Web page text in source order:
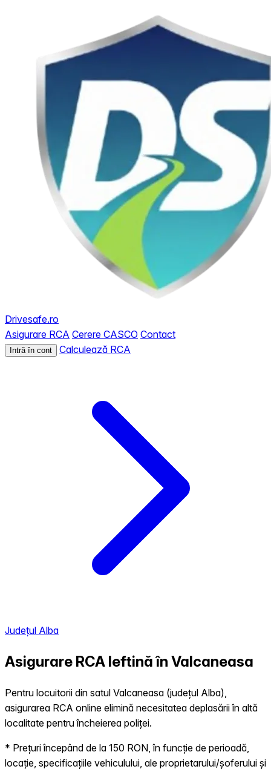
Drivesafe.ro
Asigurare RCA Cerere CASCO Contact
Intră în cont Calculează RCA
Județul Alba
Asigurare RCA Ieftină în Valcaneasa
Pentru locuitorii din satul Valcaneasa (județul Alba),
asigurarea RCA online elimină necesitatea deplasării în altă
localitate pentru încheierea poliței.
* Prețuri începând de la 150 RON, în funcție de perioadă,
locație, specificațiile vehiculului, ale proprietarului/șoferului și